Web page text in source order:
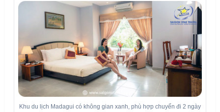
Khu du lịch Madagui có không gian xanh, phù hợp chuyến đi 2 ngày